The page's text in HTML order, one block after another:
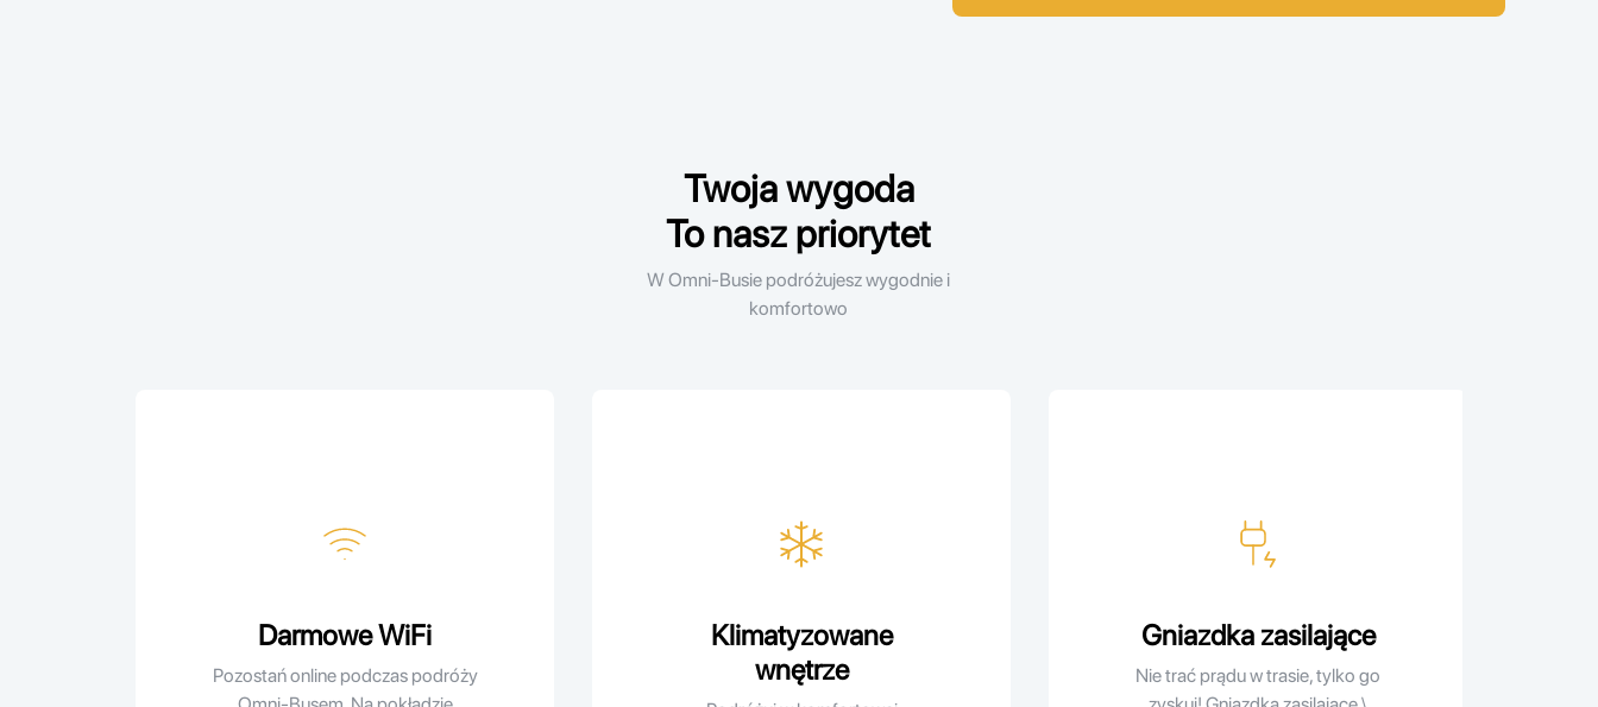
Wybiorę później
Twoja wygoda
To nasz priorytet
W Omni-Busie podróżujesz wygodnie i
komfortowo
Darmowe WiFi
Pozostań online podczas podróży
Klimatyzowane
wnętrze
Gniazdka zasilające
Nie trać prądu w trasie, tylko go